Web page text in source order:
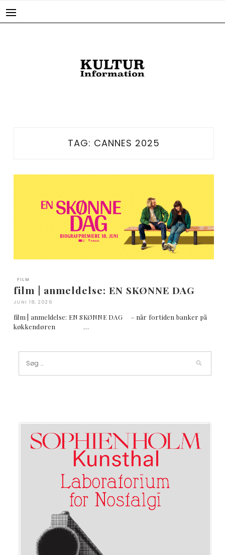
TAG: CANNES 2025
FILM
film | anmeldelse: EN SKØNNE DAG
JUNI 18, 2026
film | anmeldelse: EN SKØNNE DAG – når fortiden banker på
køkkendøren …